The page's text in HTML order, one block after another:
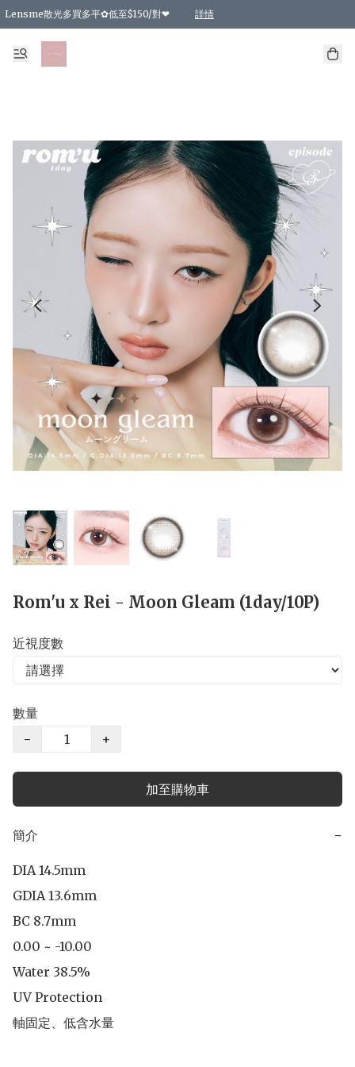
Lensme散光多買多平✿低至$150/對❤ 詳情
台灣Karacon⁩✧日拋 特價清貨❁⃘
日本韓國多款日/月拋現貨☼ 特價❤︎數量有限 售完即止
🇰🇷韓國多款月拋現貨 特價兩對$99✿數量有限 售完即止♫
精選商品，任選買2件或以上9 折；買4件或以上85 折；買6件或以上8 折
精選商品，任選買2件HKD 140.00；買4件HKD 260.00
精選商品，任選買2件HKD 190.00；買4件HKD 360.00
精選商品，任選買2件HKD 110.00；買4件HKD 180.00
精選商品，任選買2件HKD 170.00；買4件HKD 320.00
精選商品，任選買2件或以上減HKD 148.00
精選商品，任選買2件或以上減HKD 148.00
精選商品，任選買2件或以上95 折；買4件或以上9 折；買6件或以上85 折；買8件
精選商品，任選買12件或以上87 折
精選商品，任選買2件或以上減HKD 16.00；買4件或以上減HKD 32.00；買6
精選商品，任選買2件或以上95 折；買4件或以上9 折；買8件或以上85 折；買12
購物滿 HKD 800.00即享免運費優惠！（適用於 特定的送貨方式 )
Rom'u x Rei - Moon Gleam (1day/10P)
近視度數
數量
−
+
加至購物車
簡介 −
DIA 14.5mm
GDIA 13.6mm
BC 8.7mm
0.00 ~ -10.00
Water 38.5%
UV Protection
軸固定、低含水量